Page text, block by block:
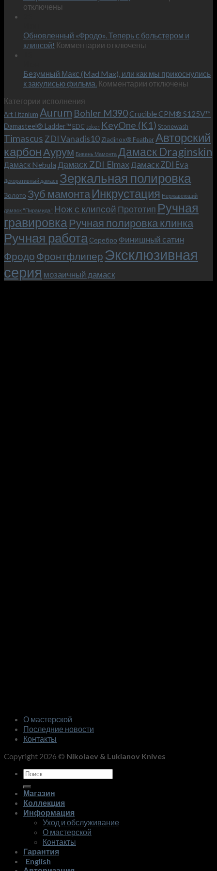
–
и
KeyOne
отключены
Обновленный «Фродо». Теперь с больстером и
клипсой! Комментарии к
«Фродо».
Теперь
и
клипсой!
отключены
Безумный Макс (Mad Max), или как мы прикоснулись
к закулисью фильма. Комментарии к
Макс
(Mad
Max),
или
как
мы
прикоснулись
к
фильма.
отключены
Категории исполнения
Art Titanium Aurum Bohler M390Crucible CPM® S125V™
Damasteel® Ladder™ EDC Joker KeyOne (K1) Stonewash
Timascus ZDI Vanadis10 Zladinox® FeatherАвторский
карбонАурум Бивень Мамонта Дамаск Draginskin
Дамаск Nebula Дамаск ZDI ElmaxДамаск ZDI Eva
Декоративный дамаск Зеркальная полировка
Золото Зуб мамонтаИнкрустация Нержавеющий
дамаск "Пирамида" Нож с клипсой Прототип Ручная
гравировкаРучная полировка клинка
Ручная работа Серебро Финишный сатин
Фродо Фронтфлипер Эксклюзивная
серия мозаичный дамаск
О мастерской
Последние новости
Контакты
Copyright 2026 © Nikolaev & Lukianov Knives
Искать:
Магазин
Коллекция
Информация
Уход и обслуживание
О мастерской
Контакты
Гарантия
English